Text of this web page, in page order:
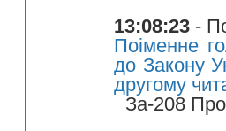
13:08:23 -
Поіменне
до Закону
другому
За-208